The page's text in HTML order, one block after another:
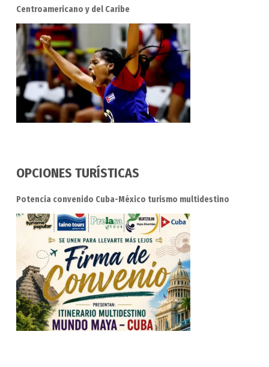
Centroamericano y del Caribe
OPCIONES TURÍSTICAS
Potencia convenido Cuba-México turismo multidestino